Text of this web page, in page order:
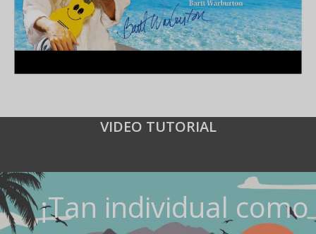
VIDEO TUTORIAL
¡Tan individual como